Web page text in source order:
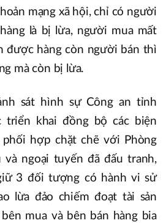
mạng xã hội, chỉ có người
là bị lừa, người mua mất
được hàng còn người bán thì
mà còn bị lừa.
sát hình sự Công an tỉnh
triển khai đồng bộ các biện
hợp chặt chẽ với Phòng
ngoại tuyến đã đấu tranh,
3 đối tượng có hành vi sử
lừa đảo chiếm đoạt tài sản
mua và bên bán hàng bia